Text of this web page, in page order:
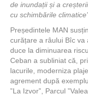
de inundații și a
cu schimbările
Președintele MAN
curățare a râului Bîc va
duce la diminuarea
Ceban a subliniat că,
lacurile, moderniza
agrement după
”La Izvor”, Parcul